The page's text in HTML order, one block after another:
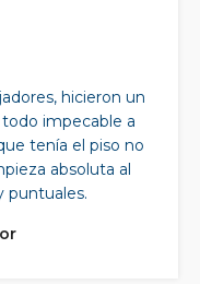
hicieron un
impecable a
tenía el piso no
absoluta al
puntuales.